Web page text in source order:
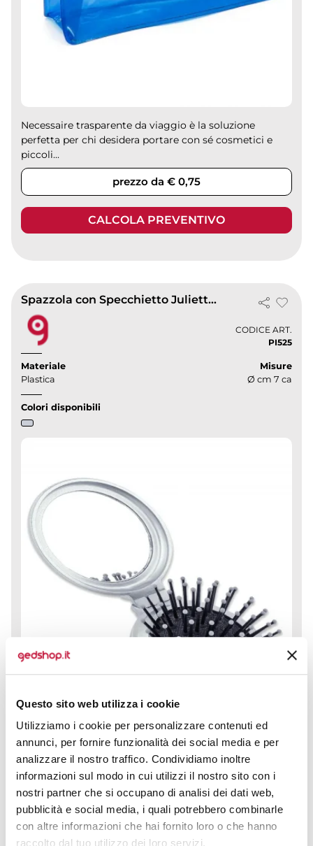
Questo sito web utilizza i cookie
Utilizziamo i cookie per personalizzare contenuti ed
annunci, per fornire funzionalità dei social media e per
analizzare il nostro traffico. Condividiamo inoltre
informazioni sul modo in cui utilizzi il nostro sito con i
nostri partner che si occupano di analisi dei dati web,
pubblicità e social media, i quali potrebbero combinarle
con altre informazioni che hai fornito loro o che hanno
raccolto dal tuo utilizzo dei loro servizi.
Necessaire trasparente da viaggio è la soluzione
perfetta per chi desidera portare con sé cosmetici e
piccoli...
prezzo da € 0,75
CALCOLA PREVENTIVO
Spazzola con Specchietto Juliette by Juliet, in plastica leggera 48g
CODICE ART.
PI525
Materiale
Plastica
Misure
Ø cm 7 ca
Colori disponibili
SPAZZOLA CON SPECCHIETTO JULIETTE è l’accessorio
pratico e sempre alla moda, pensato per chi cerca
funzionalità, stile e...